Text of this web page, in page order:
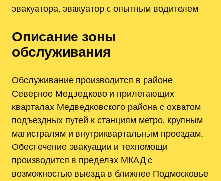
эвакуатора‚ эвакуатор с опытным водителем
Описание зоны
обслуживания
Обслуживание производится в районе
Северное Медведково и прилегающих
кварталах Медведковского района с охватом
подъездных путей к станциям метро‚ крупным
магистралям и внутриквартальным проездам.
Обеспечение эвакуации и техпомощи
производится в пределах МКАД с
возможностью выезда в ближнее Подмосковье